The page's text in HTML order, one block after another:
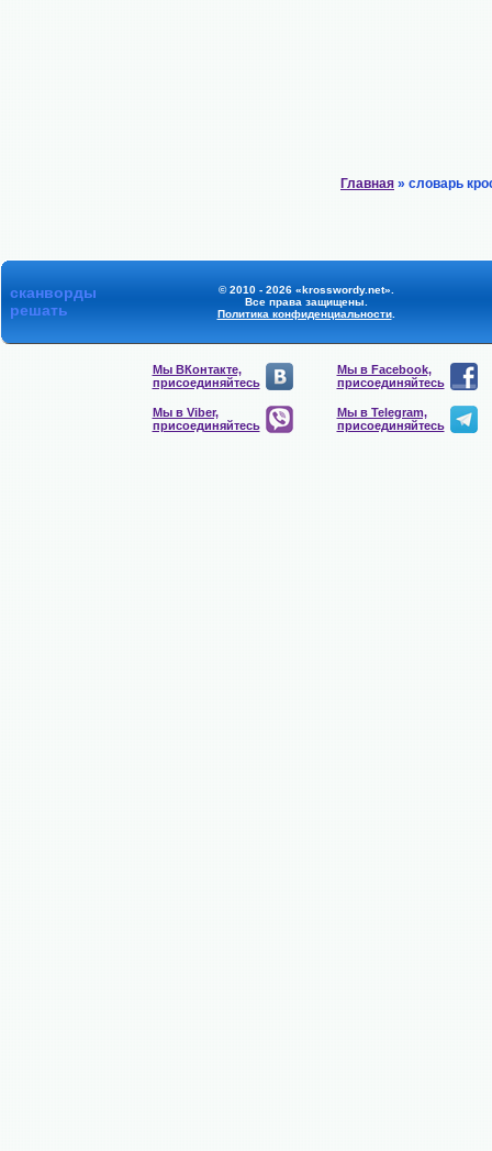
Главная » словарь
сканворды
решать
© 2010 - 2026 «krosswordy.net».
Все права защищены.
Политика конфиденциальности.
Мы ВКонтакте,
присоединяйтесь
Мы в Facebook,
присоединяйтесь
Мы в Viber,
присоединяйтесь
Мы в Telegram,
присоединяйтесь